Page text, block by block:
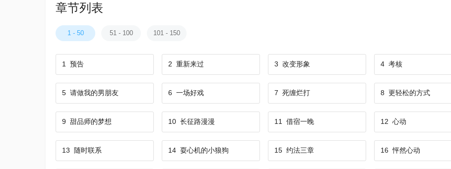
章节列表
1 - 50 51 - 100 101 - 150
1 预告 2 重新来过 3 改变形象 4 考核
5 请做我的男朋友 6 一场好戏 7 死缠烂打 8 更轻松的方式
9 甜品师的梦想 10 长征路漫漫 11 借宿一晚 12 心动
13 随时联系 14 耍心机的小狼狗 15 约法三章 16 怦然心动